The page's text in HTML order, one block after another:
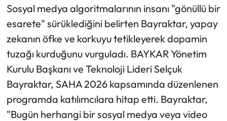
Sosyal medya algoritmalarının insanı "gönüllü bir
esarete" sürüklediğini belirten Bayraktar, yapay
zekanın öfke ve korkuyu tetikleyerek dopamin
tuzağı kurduğunu vurguladı. BAYKAR Yönetim
Kurulu Başkanı ve Teknoloji Lideri Selçuk
Bayraktar, SAHA 2026 kapsamında düzenlenen
programda katılımcılara hitap etti. Bayraktar,
"Bugün herhangi bir sosyal medya veya video